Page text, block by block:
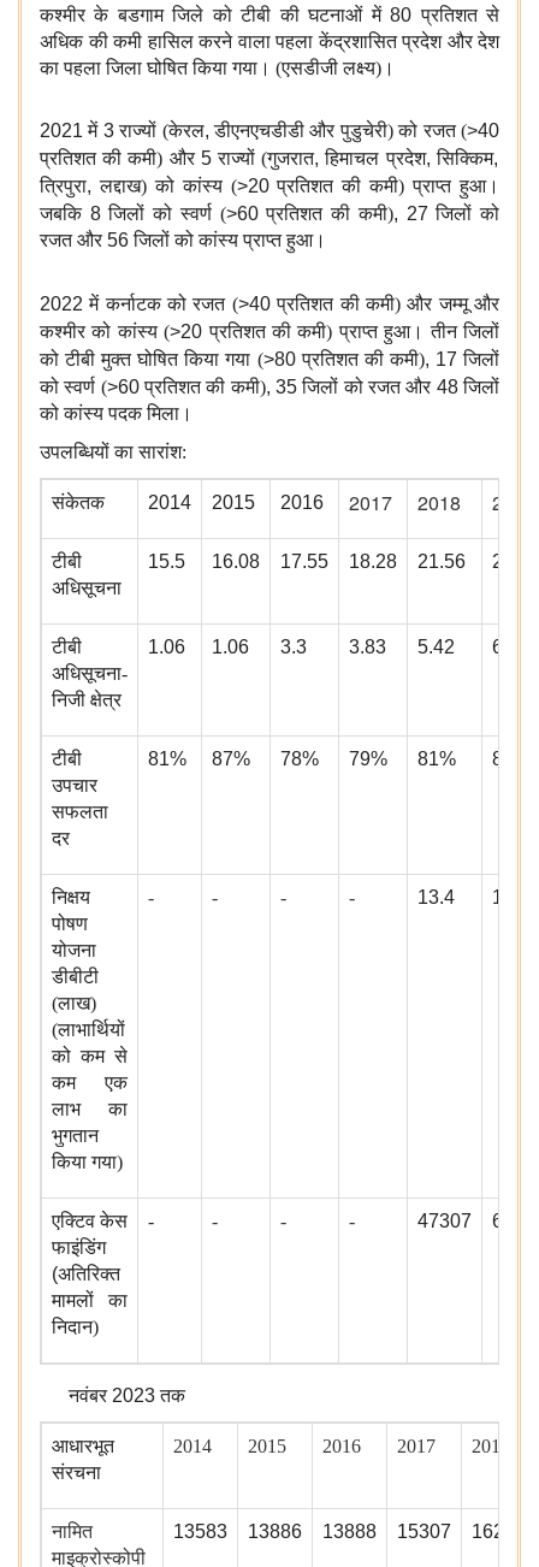
कश्मीर के बडगाम जिले को टीबी की घटनाओं में80 प्रतिशत से
अधिक की कमी हासिल करने वाला पहला केंद्रशासित प्रदेश और देश
का पहला जिला घोषित किया गया। (एसडीजी लक्ष्य)।
2021में 3राज्यों (केरल,डीएनएचडीडी और पुडुचेरी) को रजत (>40
प्रतिशत की कमी) और 5राज्यों (गुजरात,हिमाचल प्रदेश,सिक्किम,
त्रिपुरा,लद्दाख) को कांस्य (>20प्रतिशत की कमी) प्राप्त हुआ।
जबकि 8जिलों को स्वर्ण (>60प्रतिशत की कमी), 27जिलों को
रजत और 56जिलों को कांस्य प्राप्त हुआ।
2022में कर्नाटक को रजत (>40प्रतिशत की कमी) और जम्मू और
कश्मीर को कांस्य (>20 प्रतिशत की कमी) प्राप्त हुआ। तीन जिलों
को टीबी मुक्त घोषित किया गया (>80 प्रतिशत की कमी), 17जिलों
को स्वर्ण (>60प्रतिशत की कमी), 35जिलों को रजत और 48जिलों
को कांस्य पदक मिला।
उपलब्धियों का सारांश:
संकेतक 2014 2015 2016 2017 2018 2019
टीबी
अधिसूचना
15.5 16.08 17.55 18.28 21.56 24.04
टीबी
अधिसूचना-
निजी क्षेत्र
1.06 1.06 3.3 3.83 5.42 6.78
टीबी
उपचार
सफलता
दर
81% 87% 78% 79% 81% 81%
निक्षय
पोषण
योजना
डीबीटी
(लाख)
(लाभार्थियों
को कम से
कम एक
लाभ का
भुगतान
किया गया)
- - - - 13.4 16.7
एक्टिव केस
फाइंडिंग
(अतिरिक्त
मामलों का
निदान)
- - - - 47307
नवंबर 2023तक
आधारभूत
संरचना
2014 2015 2016 2017 2018
नामित
माइक्रोस्कोपी
13583 13886 13888 15307 16212